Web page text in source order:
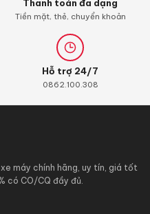
Thanh toán đa dạng
Tiền mặt, thẻ, chuyển khoản
Hỗ trợ 24/7
0862.100.308
máy chính hãng, uy tín, giá tốt
có CO/CQ đầy đủ.